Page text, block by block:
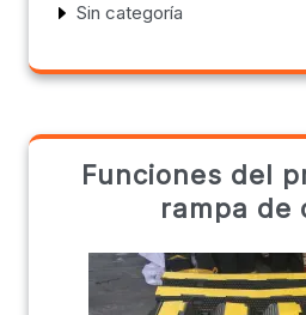
Sin categoría
Funciones del
rampa de